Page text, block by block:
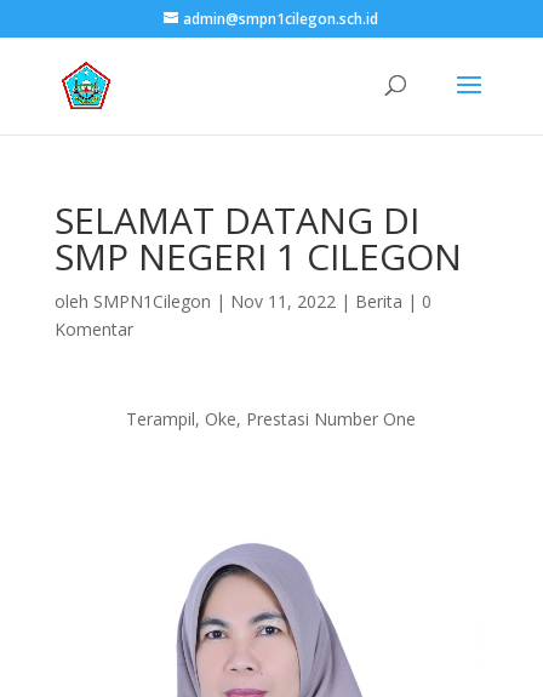
admin@smpn1cilegon.sch.id
SELAMAT DATANG DI
SMP NEGERI 1 CILEGON
oleh SMPN1Cilegon | Nov 11, 2022| Berita | 0
Komentar
Terampil, Oke, Prestasi Number One